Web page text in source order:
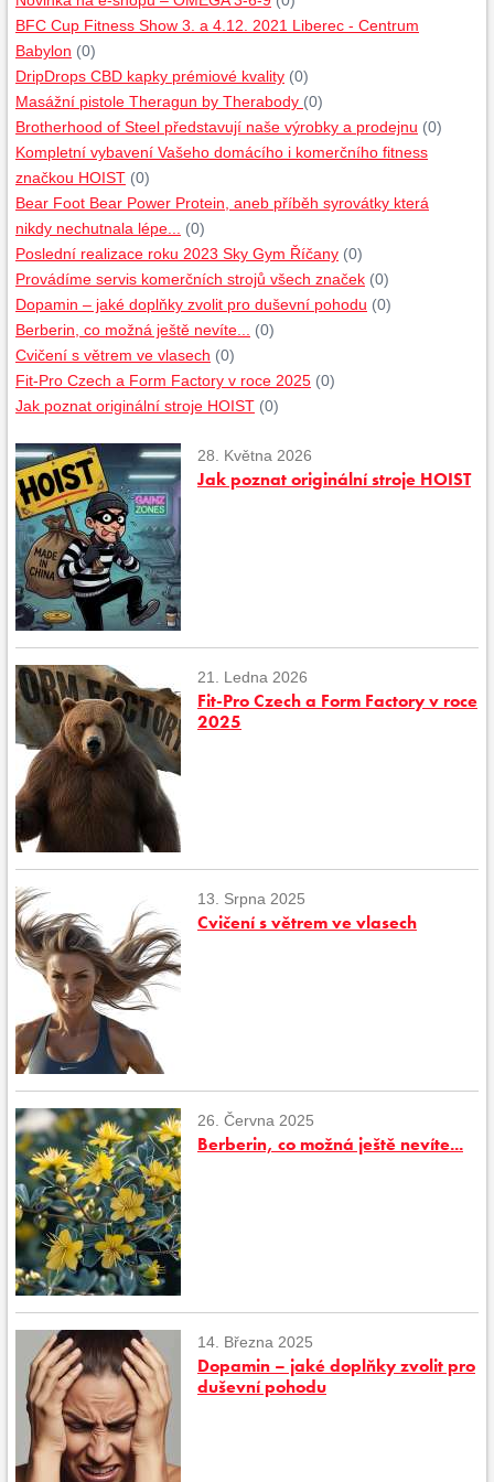
BFC Cup Fitness Show 3. a 4.12. 2021 Liberec - Centrum
Babylon (0)
DripDrops CBD kapky prémiové kvality (0)
Masážní pistole Theragun by Therabody (0)
Brotherhood of Steel představují naše výrobky a prodejnu (0)
Kompletní vybavení Vašeho domácího i komerčního fitness
značkou HOIST (0)
Bear Foot Bear Power Protein, aneb příběh syrovátky která
nikdy nechutnala lépe...
(0)
Poslední realizace roku 2023 Sky Gym Říčany (0)
Provádíme servis komerčních strojů všech značek (0)
Dopamin – jaké doplňky zvolit pro duševní pohodu (0)
Berberin, co možná ještě nevíte...
(0)
Cvičení s větrem ve vlasech (0)
Fit-Pro Czech a Form Factory v roce 2025 (0)
Jak poznat originální stroje HOIST (0)
28. Května 2026
Jak poznat originální stroje HOIST
21. Ledna 2026
Fit-Pro Czech a Form Factory v roce
2025
13. Srpna 2025
Cvičení s větrem ve vlasech
26. Června 2025
Berberin, co možná ještě nevíte...
14. Března 2025
Dopamin – jaké doplňky zvolit pro
duševní pohodu